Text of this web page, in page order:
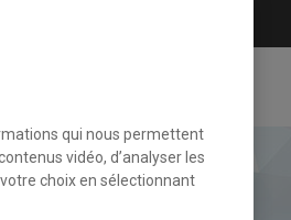
plus précis.
qui nous permettent
vidéo, d’analyser les
choix en sélectionnant